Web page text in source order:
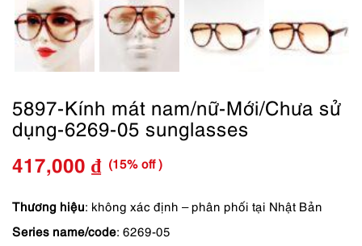
5897-Kính mát nam/nữ-Mới/Chưa sử
dụng-6269-05 sunglasses
Giá
gốc
là:
417,000 ₫
Giá
hiện
tại
(15% off )
Thương hiệu: không xác định – phân phối tại Nhật Bản
Series name/code: 6269-05